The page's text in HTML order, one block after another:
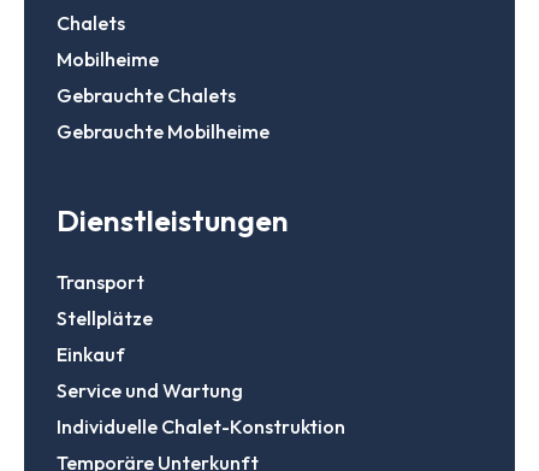
Chalets
Mobilheime
Gebrauchte Chalets
Gebrauchte Mobilheime
Dienstleistungen
Transport
Stellplätze
Einkauf
Service und Wartung
Individuelle Chalet-Konstruktion
Temporäre Unterkunft
Passwort
Daten speichern